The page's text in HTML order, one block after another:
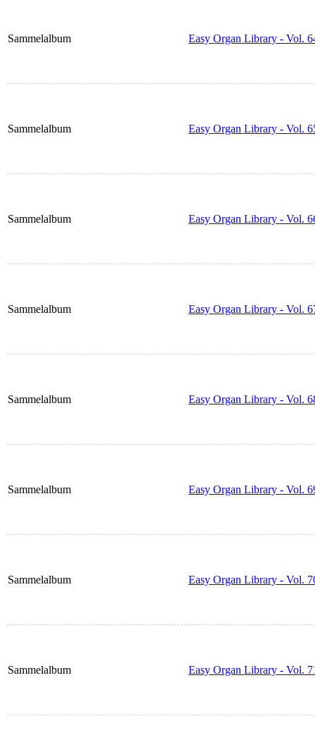
Sammelalbum Easy Organ Library - Vol.
Sammelalbum Easy Organ Library - Vol.
Sammelalbum Easy Organ Library - Vol.
Sammelalbum Easy Organ Library - Vol.
Sammelalbum Easy Organ Library - Vol.
Sammelalbum Easy Organ Library - Vol.
Sammelalbum Easy Organ Library - Vol.
Sammelalbum Easy Organ Library - Vol.